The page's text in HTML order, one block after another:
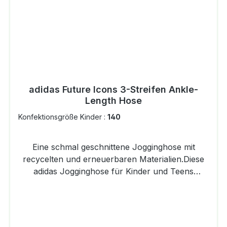
adidas Future Icons 3-Streifen Ankle-
Length Hose
Konfektionsgröße Kinder : 140
Eine schmal geschnittene Jogginghose mit
recycelten und erneuerbaren Materialien.Diese
adidas Jogginghose für Kinder und Teens